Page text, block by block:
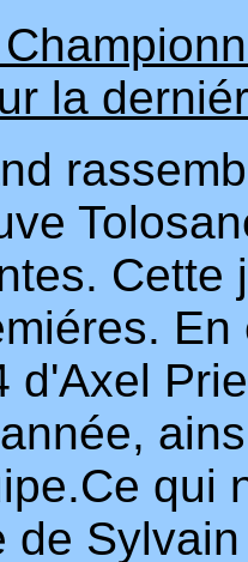
la
Cette
d'Axel
qui
de